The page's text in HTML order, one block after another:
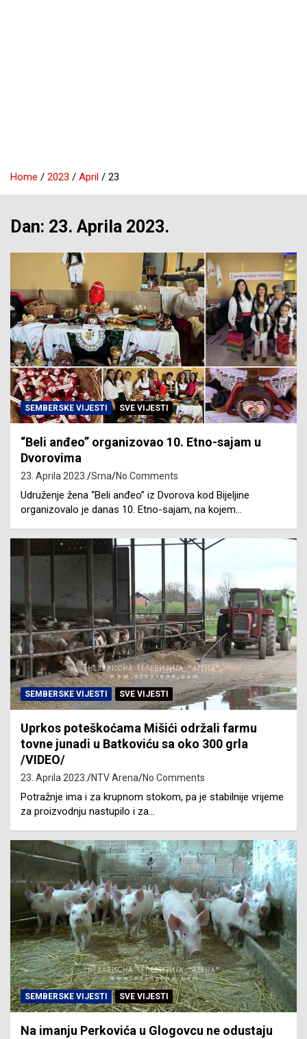
Home 2023 April 23
Dan: 23. Aprila 2023.
SEMBERSKE VIJESTI SVE VIJESTI
“Beli anđeo” organizovao 10. Etno-sajam u
Dvorovima
23. Aprila 2023. Srna No Comments
Udruženje žena “Beli anđeo” iz Dvorova kod Bijeljine
organizovalo je danas 10. Etno-sajam, na kojem…
SEMBERSKE VIJESTI SVE VIJESTI
Uprkos poteškoćama Mišići održali farmu
tovne junadi u Batkoviću sa oko 300 grla
/VIDEO/
23. Aprila 2023. NTV Arena No Comments
Potražnje ima i za krupnom stokom, pa je stabilnije vrijeme
za proizvodnju nastupilo i za…
SEMBERSKE VIJESTI SVE VIJESTI
Na imanju Perkovića u Glogovcu ne odustaju